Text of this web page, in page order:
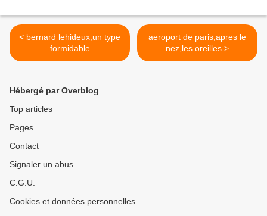
< bernard lehideux,un type
formidable
aeroport de paris,apres le
nez,les oreilles >
Hébergé par Overblog
Top articles
Pages
Contact
Signaler un abus
C.G.U.
Cookies et données personnelles